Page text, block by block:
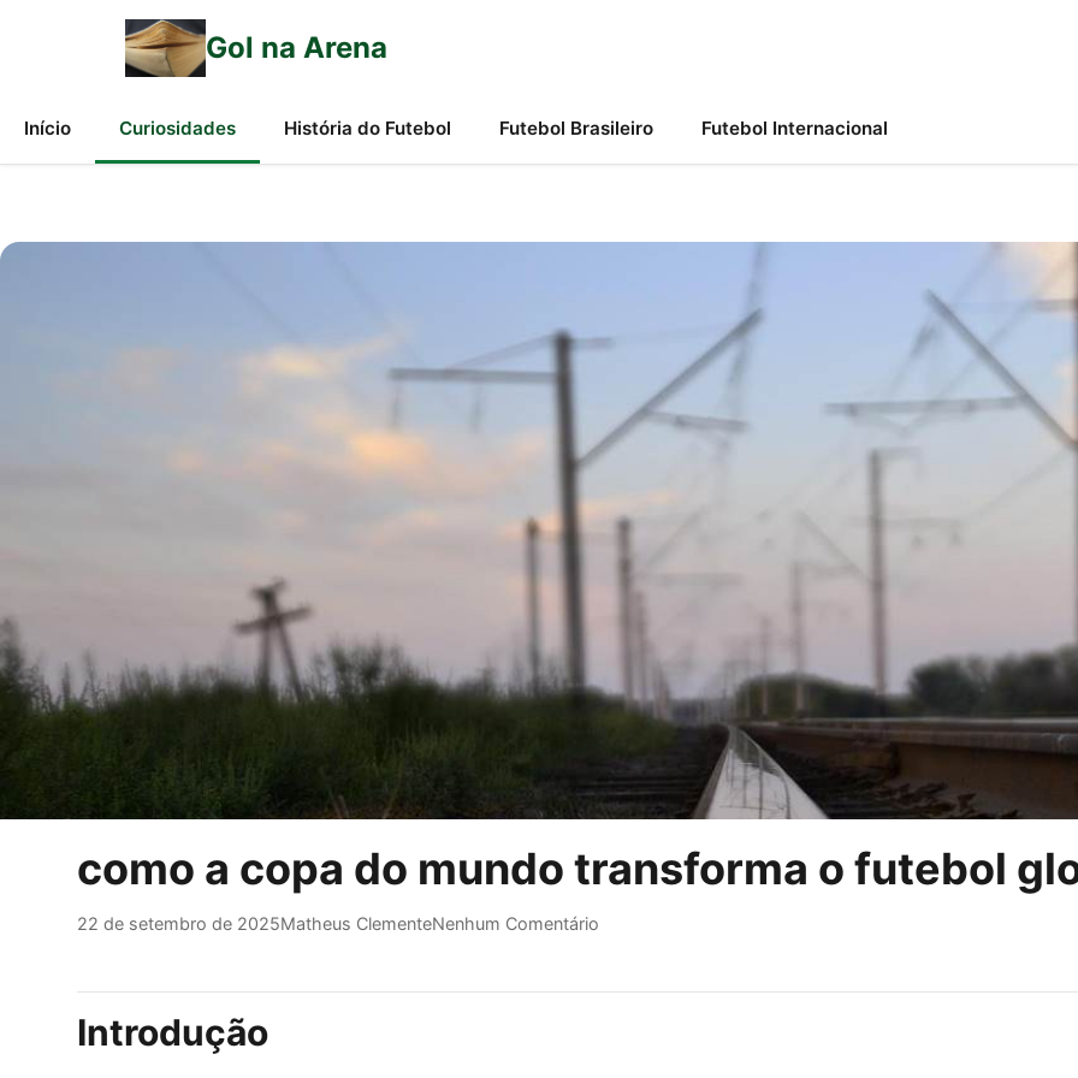
Gol na Arena
Início Curiosidades História do Futebol Futebol Brasileiro Futebol Internacional
como a copa do mundo transforma o futebol
22 de setembro de 2025Matheus ClementeNenhum Comentário
Introdução